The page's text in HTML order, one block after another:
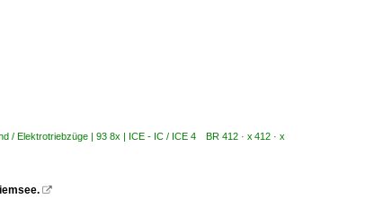
/ Elektrotriebzüge | 93 8x | ICE - IC / ICE 4 BR 412 · x 412 · x
